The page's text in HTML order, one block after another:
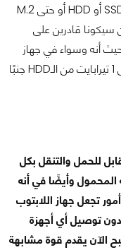
الديسكتوب. أما من حيث التخزين سواء كان SSD أو HDD أو حتى M.2
قادرين على
أنه وسواء في جهاز
اللابتوب أو الديسكتوب يمكنك الحصول على 1 تيرابايت من الـHDD جنبًا
للحمل والتنقل بكل
وأيضًا في أنه
تجعل جهاز اللابتوب
دون توصيل أي أجهزة
الآن يقدم قوة مشابهة